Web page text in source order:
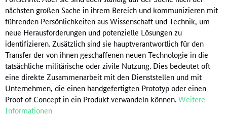
nächsten großen Sache in ihrem Bereich und kommunizieren mit
führenden Persönlichkeiten aus Wissenschaft und Technik, um
neue Herausforderungen und potenzielle Lösungen zu
identifizieren. Zusätzlich sind sie hauptverantwortlich für den
Transfer der von ihnen geschaffenen neuen Technologie in die
tatsächliche militärische oder zivile Nutzung. Dies bedeutet oft
eine direkte Zusammenarbeit mit den Dienststellen und mit
Unternehmen, die einen handgefertigten Prototyp oder einen
Proof of Concept in ein Produkt verwandeln können.Weitere
Informationen